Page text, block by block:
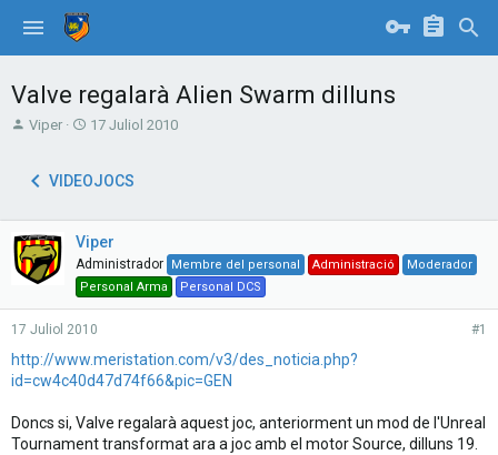
Valve regalarà Alien Swarm dilluns
T
e
d
s
t
a
r
Viper
S
r
d
a
t
e
17 Juliol 2010
VIDEOJOCS
Viper
Administrador Membre del personal Administració
Moderador
Personal Arma
Personal DCS
17 Juliol 2010 #1
http://www.meristation.com/v3/des_noticia.php?
id=cw4c40d47d74f66&pic=GEN
Doncs si, Valve regalarà aquest joc, anteriorment un mod de l'Unreal
Tournament transformat ara a joc amb el motor Source, dilluns 19.